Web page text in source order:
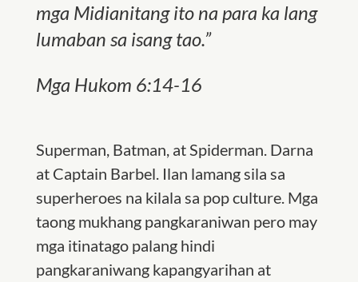
mga Midianitang ito na para ka lang
lumaban sa isang tao.”
Mga Hukom 6:14-16
Superman, Batman, at Spiderman. Darna
at Captain Barbel. Ilan lamang sila sa
superheroes na kilala sa pop culture. Mga
taong mukhang pangkaraniwan pero may
mga itinatago palang hindi
pangkaraniwang kapangyarihan at